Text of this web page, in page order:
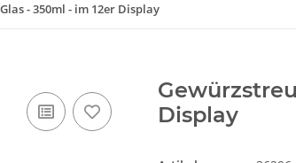
- 350ml - im 12er Display
Display